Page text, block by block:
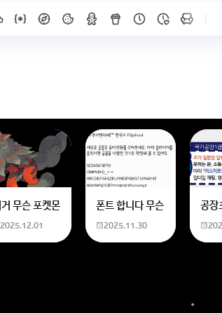
가요??제가 알고 있는거랑
르겠어요여자 양력 2007 04 06
행 마법 저격 여자 기억하기로는 위의 내용에 있는
무슨 포켓몬이에요? 신기하네요
2025.12.01
폰트 합니다 무슨 폰트인지 알
2025.11.30
공장